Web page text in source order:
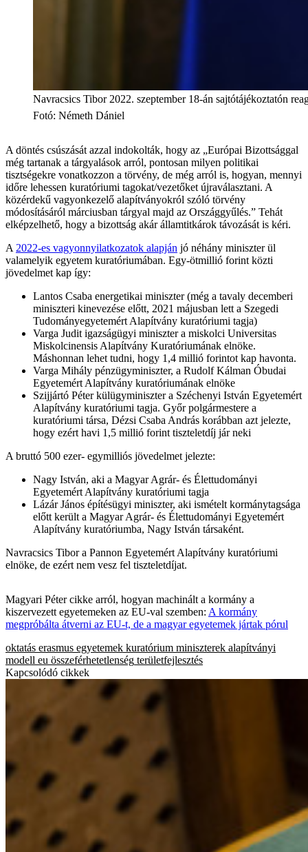
Navracsics Tibor 2022. szeptember 18-án sajtótájékoztatón
Fotó: Németh Dániel
A döntés csúszását azzal indokolták, hogy az „Európai Bizottsággal
még tartanak a tárgyalások arról, pontosan milyen politikai
tisztségekre vonatkozzon a törvény, de még arról is, hogyan, mennyi
időre lehessen kuratóriumi tagokat/vezetőket újraválasztani. A
közérdekű vagyonkezelő alapítványokról szóló törvény
módosításáról márciusban tárgyal majd az Országgyűlés.” Tehát
elképzelhető, hogy a bizottság akár államtitkárok távozását is kéri.
A 2022-es vagyonnyilatkozatok alapján jó néhány miniszter ül
valamelyik egyetem kuratóriumában. Egy-ötmillió forint közti
jövedelmet kap így:
Lantos Csaba energetikai miniszter (még a tavaly decemberi
miniszteri kinevezése előtt, 2021 májusban lett a Szegedi
Tudományegyetemért Alapítvány kuratóriumi tagja)
Varga Judit igazságügyi miniszter a miskolci Universitas
Miskolcinensis Alapítvány Kuratóriumának elnöke.
Máshonnan lehet tudni, hogy 1,4 millió forintot kap havonta.
Varga Mihály pénzügyminiszter, a Rudolf Kálman Óbudai
Egyetemért Alapítvány kuratóriumának elnöke
Szijjártó Péter külügyminiszter a Széchenyi István Egyetemért
Alapítvány kuratóriumi tagja. Győr polgármestere a
kuratóriumi társa, Dézsi Csaba András korábban azt jelezte,
hogy ezért havi 1,5 millió forint tiszteletdíj jár neki
A bruttó 500 ezer- egymilliós jövedelmet jelezte:
Nagy István, aki a Magyar Agrár- és Élettudományi
Egyetemért Alapítvány kuratóriumi tagja
Lázár János építésügyi miniszter, aki ismételt kormánytagsága
előtt került a Magyar Agrár- és Élettudományi Egyetemért
Alapítvány kuratóriumba, Nagy István társaként.
Navracsics Tibor a Pannon Egyetemért Alapítvány kuratóriumi
elnöke, de ezért nem vesz fel tiszteletdíjat.
Magyari Péter cikke arról, hogyan machinált a kormány a
kiszervezett egyetemeken az EU-val szemben: A kormány
megpróbálta átverni az EU-t, de a magyar egyetemek jártak pórul
oktatás erasmus egyetemek kuratórium miniszterek alapítványi
modell eu összeférhetetlenség területfejlesztés
Kapcsolódó cikkek